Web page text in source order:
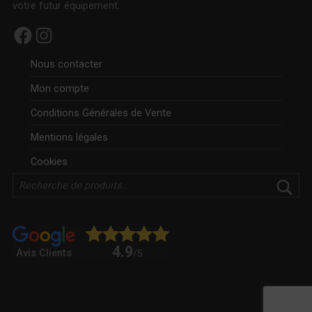
votre futur équipement.
Facebook Instagram
Nous contacter
Mon compte
Conditions Générales de Vente
Mentions légales
Cookies
Avis Clients 4.9/5